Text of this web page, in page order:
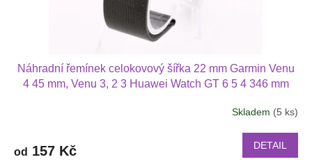
Náhradní řemínek celokovový šířka 22 mm Garmin Venu
4 45 mm, Venu 3, 2 3 Huawei Watch GT 6 5 4 346 mm
Skladem (5 ks)
od 157 Kč DETAIL